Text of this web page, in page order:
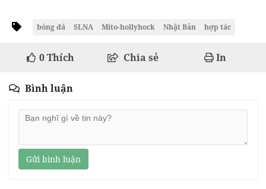
bóng đá SLNA Mito-hollyhock Nhật Bản hợp tác
0Thích Chia sẻ In
Bình luận
Gửi bình luận